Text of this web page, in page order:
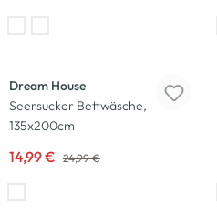
Dream House
Seersucker Bettwäsche,
135x200cm
14,99 € 24,99 €